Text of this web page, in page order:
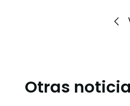
Otras